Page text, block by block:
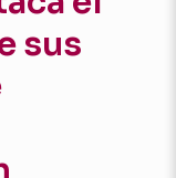
sus